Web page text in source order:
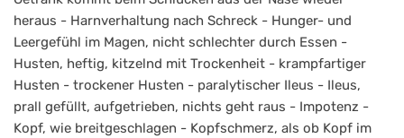
heraus - Harnverhaltung nach Schreck - Hunger- und
Leergefühl im Magen, nicht schlechter durch Essen -
Husten, heftig, kitzelnd mit Trockenheit - krampfartiger
Husten - trockener Husten - paralytischer Ileus - Ileus,
prall gefüllt, aufgetrieben, nichts geht raus - Impotenz -
Kopf, wie breitgeschlagen - Kopfschmerz, als ob Kopf im